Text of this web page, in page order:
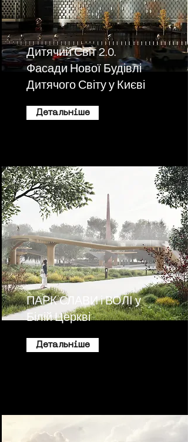
Дитячий Світ 2.0.
Фасади Нової Будівлі
Дитячого Світу у Києві
Детальніше
ПАРК СЛАВИ і ВОЛІ у
Білій Церкві
Детальніше